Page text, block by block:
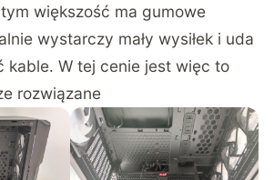
większość ma gumowe
wystarczy mały wysiłek i uda
kable. W tej cenie jest więc to
rozwiązane